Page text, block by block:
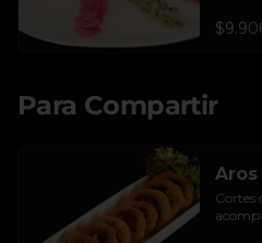
Para Compartir
Aros
Cortes